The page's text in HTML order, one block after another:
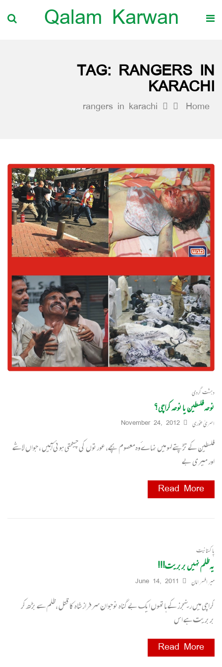
Qalam Karwan
TAG: RANGERS IN
KARACHI
Home
rangers in karachi
دہشت گردی
نوحہ فلسطین یا نوحہ کراچی؟
اسریٰ غوری November 24, 2012
فلسطین کے تڑپتے لہو میں نہاےٴ وہ معصوم بچے، عورتوں کی چیختی ہوئی آہیں ، جواں لاشے
اور میری بے
Read More
پاکستانیت
یہ ظلم نہیں بربریت!!!
میر افسر امان June 14, 2011
کراچی میں رینجرز کے ہاتھوں ایک بے گناہ نوجوان سرفراز شاہ کا قتل ،ظلم سے بڑھ کر
بربریت ہے اس
Read More